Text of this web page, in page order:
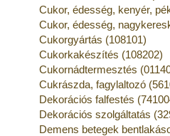
Cukor, édesség, kenyér,
Cukor, édesség,
Cukorgyártás (108101)
Cukorkakészítés (108202)
Cukornádtermesztés
Cukrászda, fagylaltozó
Dekorációs falfestés
Dekorációs szolgáltatás
Demens betegek